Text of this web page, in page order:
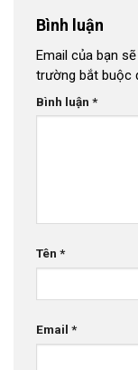
Bình luận
Email của bạn
trường bắt buộc
Bình luận *
Tên *
Email *